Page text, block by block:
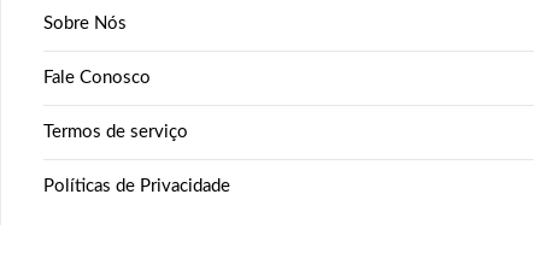
Sobre Nós
Fale Conosco
Termos de serviço
Políticas de Privacidade